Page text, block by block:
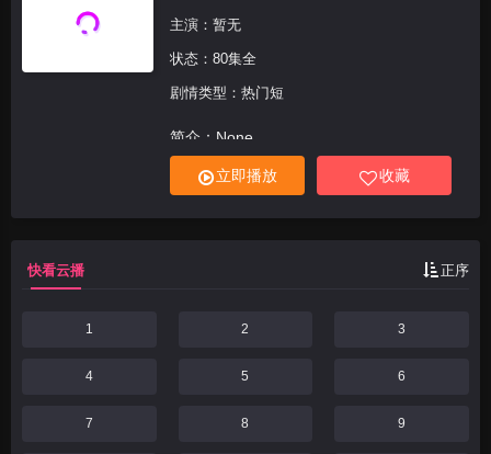
主演： 暂无
状态：80集全
剧情类型：热门短
简介：None
立即播放 收藏
快看云播 正序
1 2 3
4 5 6
7 8 9